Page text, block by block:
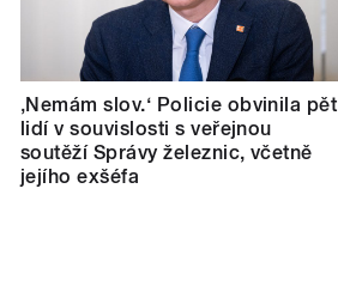
‚Nemám slov.‘ Policie obvinila pět
lidí v souvislosti s veřejnou
soutěží Správy železnic, včetně
jejího exšéfa